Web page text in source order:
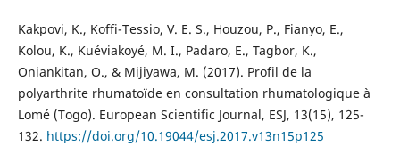
Kakpovi, K., Koffi-Tessio, V. E. S., Houzou, P., Fianyo, E.,
Kolou, K., Kuéviakoyé, M. I., Padaro, E., Tagbor, K.,
Oniankitan, O., & Mijiyawa, M. (2017). Profil de la
polyarthrite rhumatoïde en consultation rhumatologique à
Lomé (Togo). European Scientific Journal, ESJ, 13(15), 125-
132. https://doi.org/10.19044/esj.2017.v13n15p125